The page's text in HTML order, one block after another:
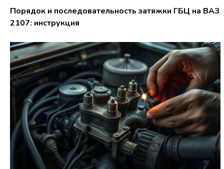
Порядок и последовательность затяжки ГБЦ на ВАЗ
2107: инструкция